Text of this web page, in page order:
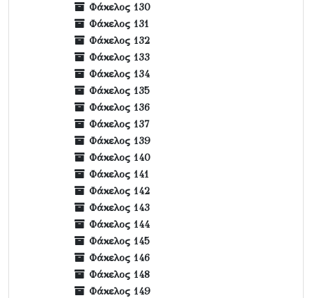
Φάκελος 130
Φάκελος 131
Φάκελος 132
Φάκελος 133
Φάκελος 134
Φάκελος 135
Φάκελος 136
Φάκελος 137
Φάκελος 139
Φάκελος 140
Φάκελος 141
Φάκελος 142
Φάκελος 143
Φάκελος 144
Φάκελος 145
Φάκελος 146
Φάκελος 148
Φάκελος 149